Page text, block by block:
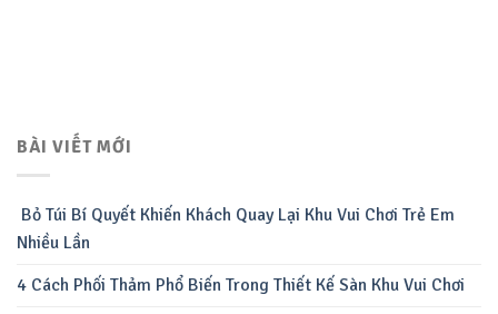
BÀI VIẾT MỚI
Bỏ Túi Bí Quyết Khiến Khách Quay Lại Khu Vui Chơi Trẻ Em
Nhiều Lần
4 Cách Phối Thảm Phổ Biến Trong Thiết Kế Sàn Khu Vui Chơi